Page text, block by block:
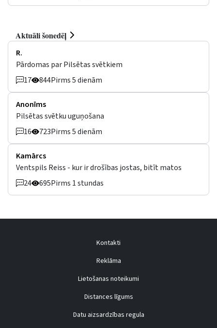
Aktuāli šonedēļ
R.
Pārdomas par Pilsētas svētkiem
17
844Pirms 5 dienām
Anonīms
Pilsētas svētku uguņošana
16
723Pirms 5 dienām
Kamārcs
Ventspils Reiss - kur ir drošības jostas, bitīt matos
24
695Pirms 1 stundas
Kontakti
Reklāma
Lietošanas noteikumi
Distances līgums
Datu aizsardzības regula